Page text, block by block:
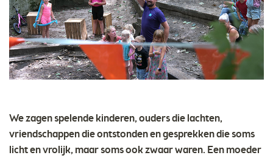
We zagen spelende kinderen, ouders die lachten,
vriendschappen die ontstonden en gesprekken die soms
licht en vrolijk, maar soms ook zwaar waren. Een moeder